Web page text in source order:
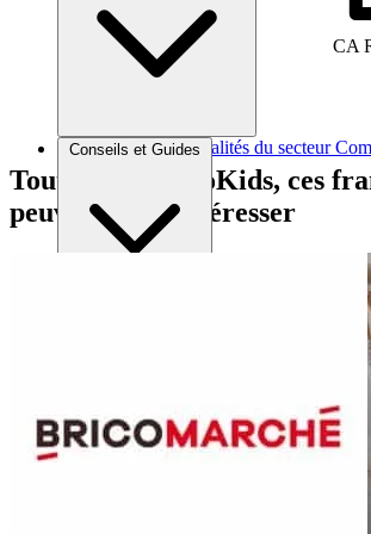
Brèves et actus Actualités du secteur
Conseils et Guides
CA
Tout comme NeoKids, ces
peuvent vous intéresser